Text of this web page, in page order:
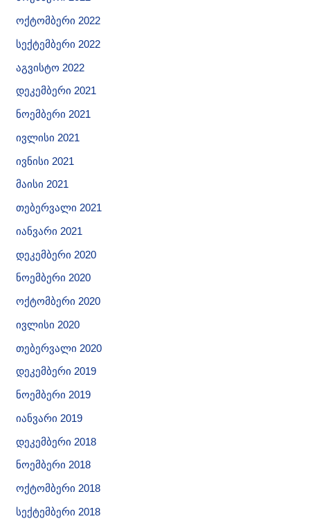
ოქტომბერი 2022
სექტემბერი 2022
აგვისტო 2022
დეკემბერი 2021
ნოემბერი 2021
ივლისი 2021
ივნისი 2021
მაისი 2021
თებერვალი 2021
იანვარი 2021
დეკემბერი 2020
ნოემბერი 2020
ოქტომბერი 2020
ივლისი 2020
თებერვალი 2020
დეკემბერი 2019
ნოემბერი 2019
იანვარი 2019
დეკემბერი 2018
ნოემბერი 2018
ოქტომბერი 2018
სექტემბერი 2018